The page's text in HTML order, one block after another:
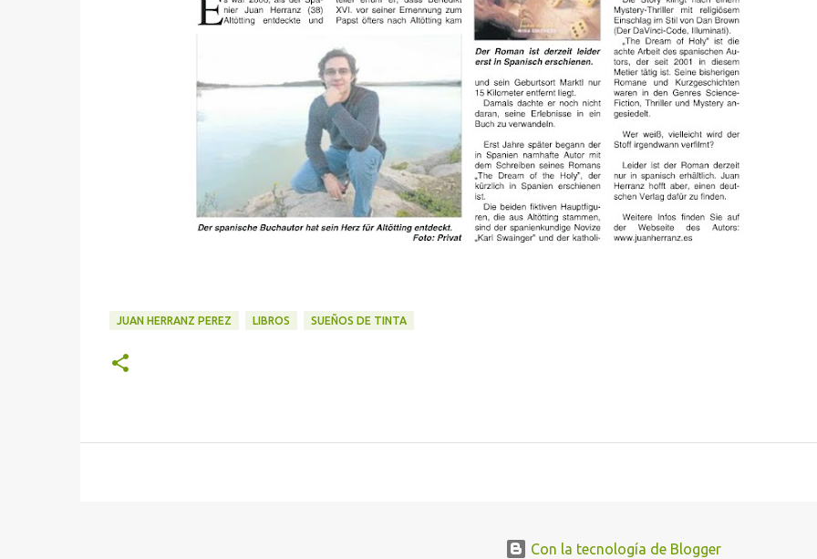
JUAN HERRANZ PEREZ LIBROS SUEÑOS DE TINTA
Con la tecnología de Blogger